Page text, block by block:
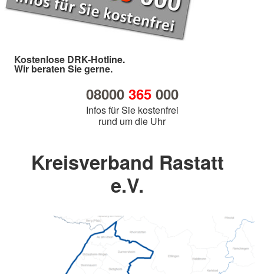
Kostenlose DRK-Hotline.
Wir beraten Sie gerne.
08000 365000
Infos für Sie kostenfrei
rund um die Uhr
Kreisverband Rastatt
e.V.